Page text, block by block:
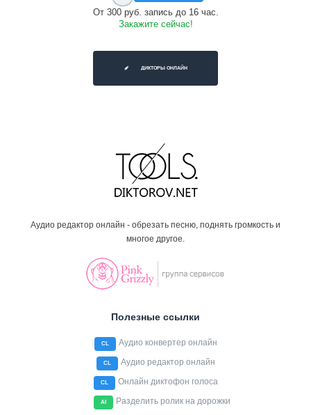
От 300 руб. запись до 16 час.
Закажите сейчас!
ДИКТОРЫ ОНЛАЙН
Аудио редактор онлайн - обрезать песню, поднять громкость и
многое другое.
Полезные ссылки
CL Аудио конвертер онлайн
CL Аудио редактор онлайн
CL Онлайн диктофон голоса
AI Разделить ролик на дорожки